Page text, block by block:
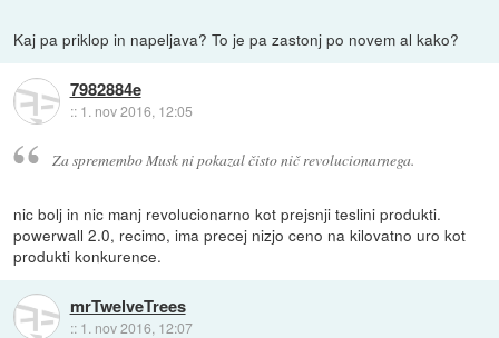
Kaj pa priklop in napeljava? To je pa zastonj po novem al kako?
7982884e
:: 1. nov 2016, 12:05
Za spremembo Musk ni pokazal čisto nič revolucionarnega.
nic bolj in nic manj revolucionarno kot prejsnji teslini produkti.
powerwall 2.0, recimo, ima precej nizjo ceno na kilovatno uro kot
produkti konkurence.
mrTwelveTrees
:: 1. nov 2016, 12:07